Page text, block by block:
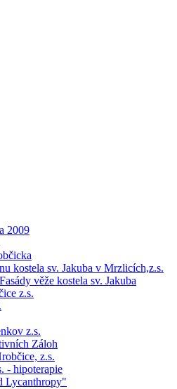
2009
kostela sv. Jakuba v Mrzlicích,z.s.
věže kostela sv. Jakuba
z.s.
z.s.
Záloh
z.s.
- hipoterapie
Lycanthropy"